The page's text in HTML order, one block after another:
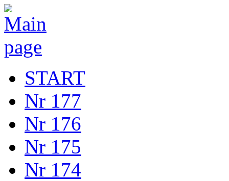
START
Nr 177
Nr 176
Nr 175
Nr 174